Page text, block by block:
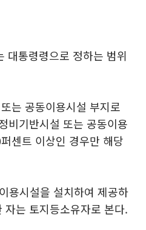
대통령령으로 정하는 범위
는 공동이용시설 부지로
비기반시설 또는 공동이용
센트 이상인 경우만 해당
용시설을 설치하여 제공하
는 토지등소유자로 본다.